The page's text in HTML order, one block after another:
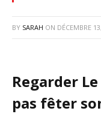
BY SARAH ON DÉCEMBRE
Regarder
pas fêter